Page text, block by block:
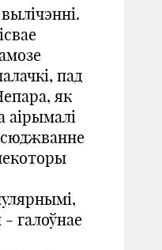
пад
як
аірымалі
галоўнае